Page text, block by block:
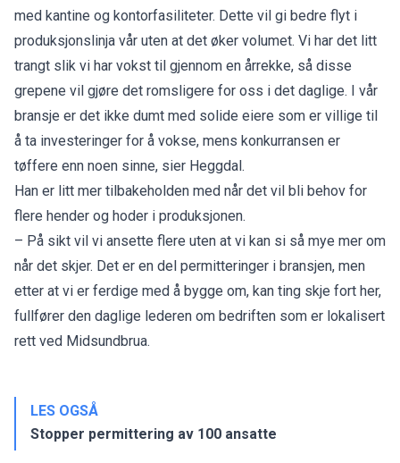
med kantine og kontorfasiliteter. Dette vil gi bedre flyt i
produksjonslinja vår uten at det øker volumet. Vi har det litt
trangt slik vi har vokst til gjennom en årrekke, så disse
grepene vil gjøre det romsligere for oss i det daglige. I vår
bransje er det ikke dumt med solide eiere som er villige til
å ta investeringer for å vokse, mens konkurransen er
tøffere enn noen sinne, sier Heggdal.
Han er litt mer tilbakeholden med når det vil bli behov for
flere hender og hoder i produksjonen.
– På sikt vil vi ansette flere uten at vi kan si så mye mer om
når det skjer. Det er en del permitteringer i bransjen, men
etter at vi er ferdige med å bygge om, kan ting skje fort her,
fullfører den daglige lederen om bedriften som er lokalisert
rett ved Midsundbrua.
LES OGSÅ
Stopper permittering av 100 ansatte